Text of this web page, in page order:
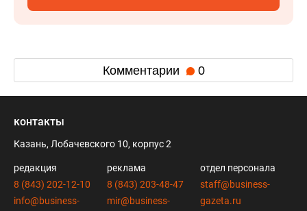
Комментарии 0
контакты
Казань, Лобачевского 10, корпус 2
редакция
8 (843) 202-12-10
info@business-
реклама
8 (843) 203-48-47
mir@business-
отдел персонала
staff@business-
gazeta.ru